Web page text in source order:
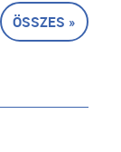
ÖSSZES »